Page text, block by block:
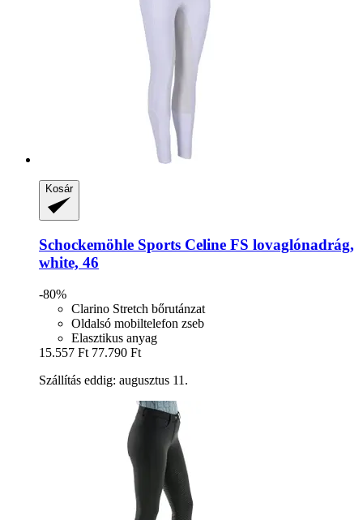
Kosár
Schockemöhle Sports Celine FS lovaglónadrág,
white, 46
-80%
Clarino Stretch bőrutánzat
Oldalsó mobiltelefon zseb
Elasztikus anyag
15.557 Ft 77.790 Ft
Szállítás eddig: augusztus 11.